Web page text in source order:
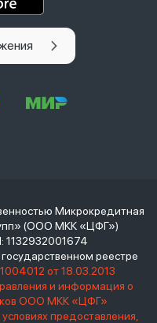
Микрокредитная
(ООО МКК «ЦФГ»)
реестре
от 18.03.2013
и информация о
ООО МКК «ЦФГ»
предоставления,